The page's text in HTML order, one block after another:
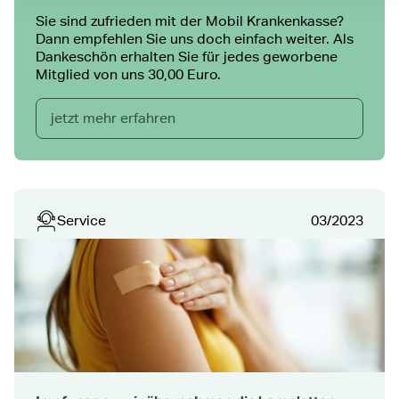
Sie sind zufrieden mit der Mobil Krankenkasse?
Dann empfehlen Sie uns doch einfach weiter. Als
Dankeschön erhalten Sie für jedes geworbene
Mitglied von uns 30,00 Euro.
jetzt mehr erfahren
Service 03/2023